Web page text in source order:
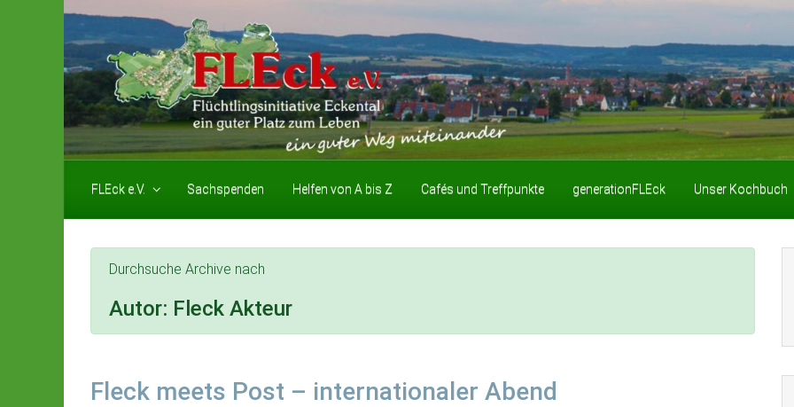
Zum Hauptinhalt springen
FLEck e.V. Sachspenden Helfen von A bis Z Cafés und Treffpunkte generationFLEck Unser Kochbuch
Durchsuche Archive nach
Autor: Fleck Akteur
Fleck meets Post – internationaler Abend